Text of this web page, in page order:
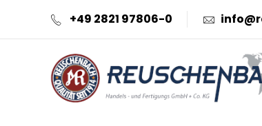
+49 2821 97806-0